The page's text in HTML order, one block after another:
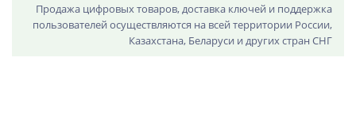
Продажа цифровых товаров, доставка ключей и поддержка
пользователей осуществляются на всей территории России,
Казахстана, Беларуси и других стран СНГ